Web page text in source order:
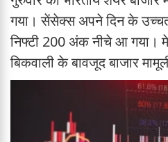
गया। सेंसेक्स अपने दिन के
निफ्टी 200 अंक नीचे आ
बिकवाली के बावजूद बाजार